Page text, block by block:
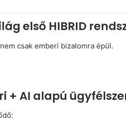
első HIBRID
csak emberi bizalomra épül.
+ AI alapú